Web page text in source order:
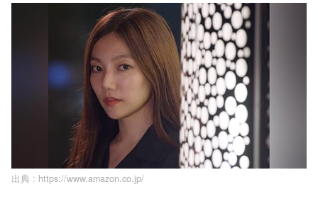
出典 : https://www.amazon.co.jp/